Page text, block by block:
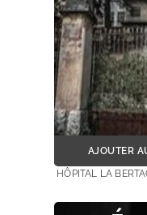
AJOUTER
HÔPITAL LA